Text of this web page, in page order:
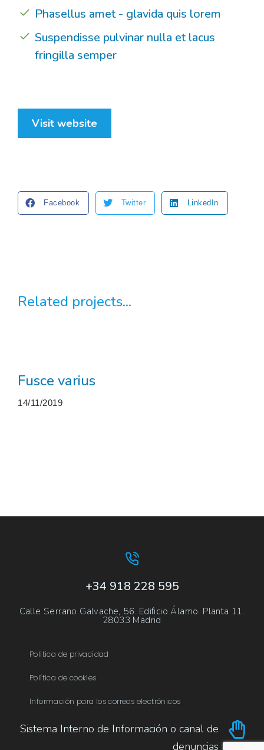
Phasellus amet - glavida quis lorem
Suspendisse pulvinar nulla et lacus
fringilla semper
Visit website
Facebook Twitter LinkedIn
Related projects...
Fusce varius
14/11/2019
+34 918 228 595
Calle Serrano Galvache, 56. Edificio Álamo. Planta 11.
28033 Madrid
Politica de privacidad
Política de cookies
Información para los correos electrónicos
Sistema Interno de Información o canal de
denuncias​